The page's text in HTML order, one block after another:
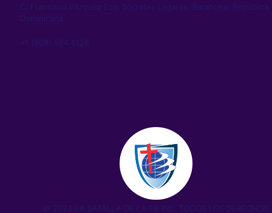
C/ Francisco Vázquez Ezq. Sócrates Lagares, Barahona, República
Dominicana.
+1 (809) 524 6126
© 2024 LA BATALLA DE LA FE INC. TODOS LOS DERECHOS